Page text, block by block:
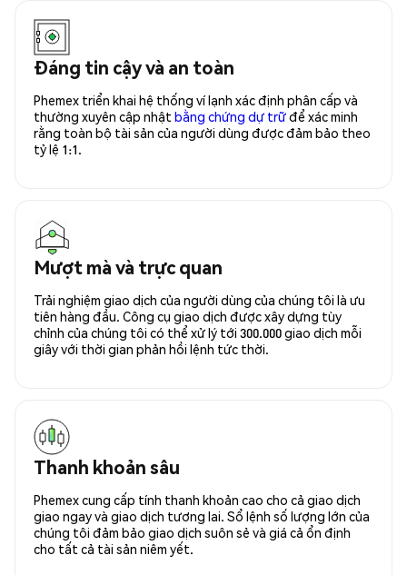
Đáng tin cậy và an toàn
Phemex triển khai hệ thống ví lạnh xác định phân cấp và
thường xuyên cập nhật bằng chứng dự trữđể xác minh
rằng toàn bộ tài sản của người dùng được đảm bảo theo
tỷ lệ 1:1.
Mượt mà và trực quan
Trải nghiệm giao dịch của người dùng của chúng tôi là ưu
tiên hàng đầu. Công cụ giao dịch được xây dựng tùy
chỉnh của chúng tôi có thể xử lý tới 300.000 giao dịch mỗi
giây với thời gian phản hồi lệnh tức thời.
Thanh khoản sâu
Phemex cung cấp tính thanh khoản cao cho cả giao dịch
giao ngay và giao dịch tương lai. Sổ lệnh số lượng lớn của
chúng tôi đảm bảo giao dịch suôn sẻ và giá cả ổn định
cho tất cả tài sản niêm yết.